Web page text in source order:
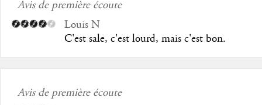
Avis de première écoute
Louis N
C'est sale, c'est lourd, mais c'est bon.
Avis de première écoute